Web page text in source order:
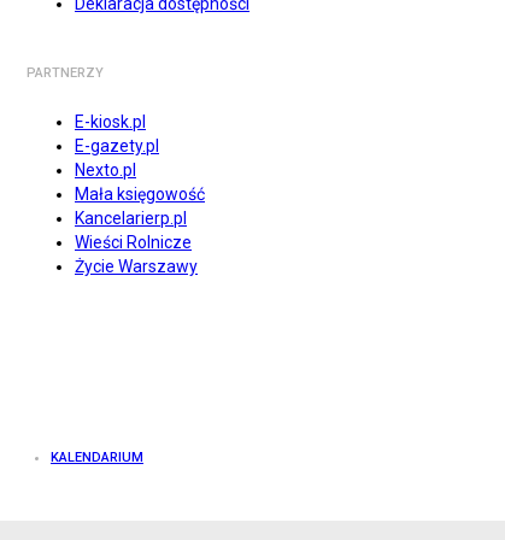
PARTNERZY
E-kiosk.pl
E-gazety.pl
Nexto.pl
Mała księgowość
Kancelarierp.pl
Wieści Rolnicze
Życie Warszawy
KALENDARIUM